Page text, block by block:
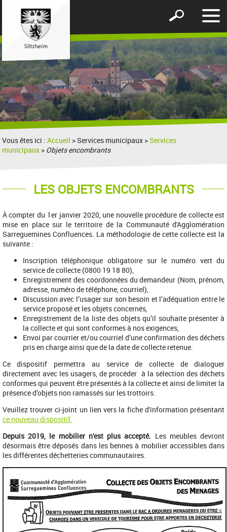
le
Afficher
formulaire
de
recherche
Vous êtes ici :Accueil > Services municipaux >Services
municipaux > Objets encombrants
LES OBJETS ENCOMBRANTS
À compter du 1er janvier 2020, une nouvelle procédure de collecte est
mise en place sur le territoire de la Communauté d'Agglomération
Sarreguemines Confluences. La méthodologie de cette collecte est la
suivante :
Inscription téléphonique obligatoire sur le numéro vert du
service de collecte (0800 19 18 80),
Enregistrement des coordonnées du demandeur (Nom, prénom,
adresse, numéro de téléphone, courriel),
Discussion avec l’usager sur son besoin et l’adéquation entre le
service proposé et les objets concernés,
Enregistrement de la liste des objets qu’il souhaite présenter à
la collecte et qui sont conformes à nos exigences,
Envoi par courrier et/ou courriel d’une confirmation des déchets
pris en charge ainsi que de la date de collecte retenue.
Ce dispositif permettra au service de collecte de dialoguer
directement avec les usagers, de procéder à la sélection des déchets
conformes qui peuvent être présentés à la collecte et ainsi de limiter la
présence d’objets non ramassés sur les trottoirs.
Veuillez trouver ci-joint un lien vers la fiche d'information présentant
ce nouveau dispositif.
Depuis 2019, le mobilier n'est plus accepté. Les meubles devront
désormais être déposés dans les bennes à mobilier accessibles dans
les différentes déchetteries communautaires.